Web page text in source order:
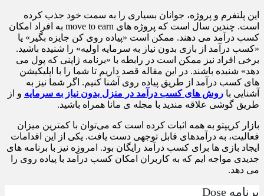
این پلتفرم و پروژه، جوانان بسیاری را به سمت خود جذب کرده
است. چندین سال است که پروژه های move to earn به افراد امکان
کسب درآمد می دهند. ممکن است «پیاده روی کن جایزه بگیر» یا
«کسب درآمد از بازی بدون نیاز به سرمایه اولیه» را شنیده باشید.
برخی افراد نیز ممکن است در رابطه با «برنامه ژاپنی که پول می
دهد» شنیده باشند. در این مقاله قصد داریم تا شما را با اپلیکیشن
های کسب درآمد از طریق پیاده روی آشنا کنیم. اگر شما نیز به
آشنایی با روش های کسب درآمد در منزل بدون نیاز به سرمایه و از
طریق گوشی علاقه مندید با مجله ی مانا همراه باشید.
بازار کریپتو به همه اثبات کرده است که می‌توان با کمترین میزان
فعالیت، به درآمدهای قابل توجهی دست یافت. یکی از این اقدامات
ایجاد بازی ها برای کسب درآمد رایگان بود. امروزه نیز با برنامه های
جدیدی مواجه ایم که به کاربران امکان کسب درآمد با پیاده روی را
می دهد.
برنامه Dose